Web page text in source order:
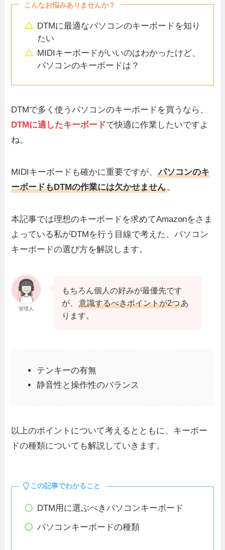
こんなお悩みありませんか？
DTMに最適なパソコンのキーボードを知り
たい
MIDIキーボードがいいのはわかったけど、
パソコンのキーボードは？
DTMで多く使うパソコンのキーボードを買うなら、
DTMに適したキーボードで快適に作業したいですよ
ね。
MIDIキーボードも確かに重要ですが、パソコンのキ
ーボードもDTMの作業には欠かせません。
本記事では理想のキーボードを求めてAmazonをさま
よっている私がDTMを行う目線で考えた、パソコン
キーボードの選び方を解説します。
管理人
もちろん個人の好みが最優先です
が、
意識するべきポイントが2つあ
ります。
テンキーの有無
静音性と操作性のバランス
以上のポイントについて考えるとともに、キーボー
ドの種類についても解説していきます。
この記事でわかること
DTM用に選ぶべきパソコンキーボード
パソコンキーボードの種類